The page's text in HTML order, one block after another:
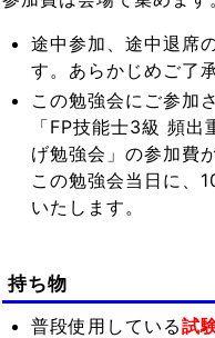
途中参加、途中退席
す。あらかじめご了
この勉強会にご参加
「FP技能士3級 頻
げ勉強会」の参加費
この勉強会当日に、
いたします。
持ち物
普段使用している試